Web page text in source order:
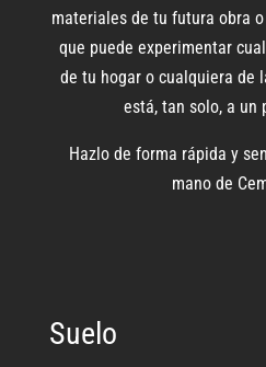
materiales de tu futura obra
que puede experimentar
de tu hogar o cualquiera de
está, tan solo, a un
Hazlo de forma rápida y
mano de
Suelo